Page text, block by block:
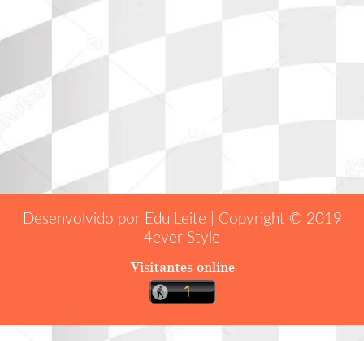
Desenvolvido por Edu Leite | Copyright © 2019
4ever Style
Visitantes online